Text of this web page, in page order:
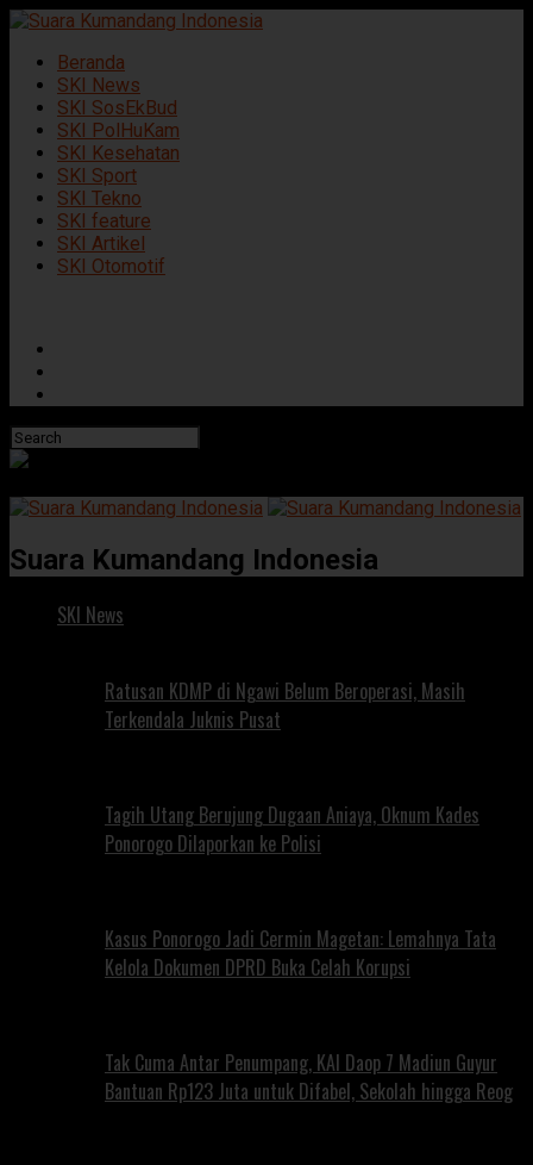
Beranda
SKI News
SKI SosEkBud
SKI PolHuKam
SKI Kesehatan
SKI Sport
SKI Tekno
SKI feature
SKI Artikel
SKI Otomotif
Suara Kumandang Indonesia
SKI News
Ratusan KDMP di Ngawi Belum Beroperasi, Masih
Terkendala Juknis Pusat
Tagih Utang Berujung Dugaan Aniaya, Oknum Kades
Ponorogo Dilaporkan ke Polisi
Kasus Ponorogo Jadi Cermin Magetan: Lemahnya Tata
Kelola Dokumen DPRD Buka Celah Korupsi
Tak Cuma Antar Penumpang, KAI Daop 7 Madiun Guyur
Bantuan Rp123 Juta untuk Difabel, Sekolah hingga Reog